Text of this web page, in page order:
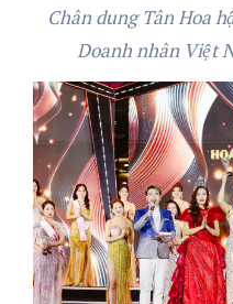
Chân dung Tân Hoa
Doanh nhân Việt